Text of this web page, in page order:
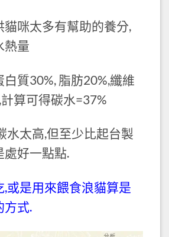
貓咪太多有幫助的養分,
熱量
質30%, 脂肪20%,纖維
算可得碳水=37%
水太高,但至少比起台製
處好一點點.
或是用來餵食浪貓算是
方式.